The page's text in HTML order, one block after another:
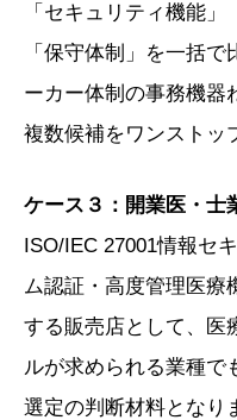
「セキュリティ機能」
「保守体制」を一括
ーカー体制の事務機器
複数候補をワンストッ
ケース３：開業医・士
ISO/IEC 27001情報セ
ム認証・高度管理医療
する販売店として、医
ルが求められる業種で
選定の判断材料となり